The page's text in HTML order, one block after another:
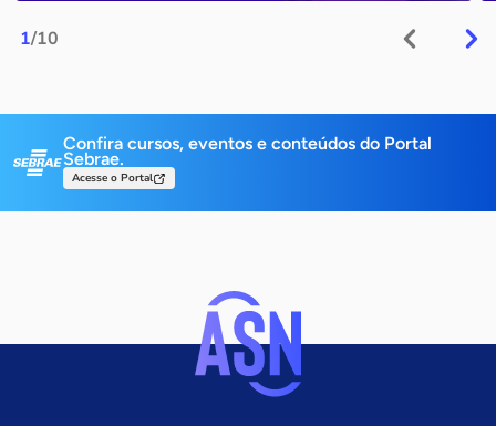
1/10
Confira cursos, eventos e conteúdos do Portal
Sebrae.
Acesse o Portal